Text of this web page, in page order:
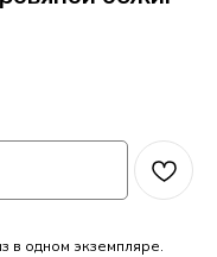
в одном экземпляре.